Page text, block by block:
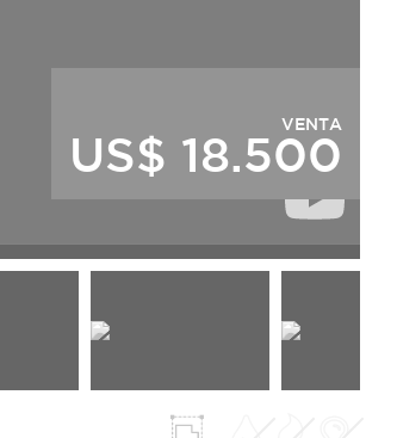
VENTA
US$ 18.500